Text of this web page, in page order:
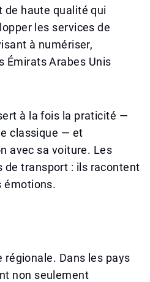
de haute qualité qui
les services de
à numériser,
Émirats Arabes Unis
à la fois la praticité —
classique — et
avec sa voiture. Les
de transport : ils racontent
émotions.
Dans les pays
non seulement